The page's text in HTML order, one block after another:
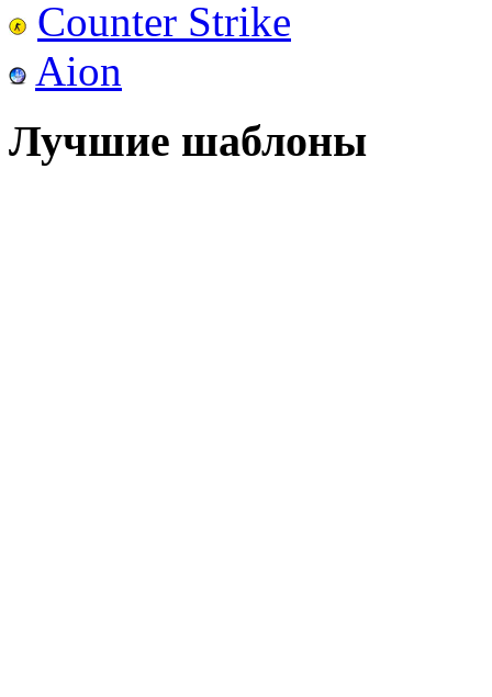
Counter Strike
Aion
Лучшие шаблоны